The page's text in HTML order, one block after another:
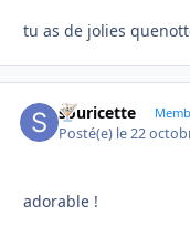
tu as de jolies
souricette
Posté(e) le 22
adorable !